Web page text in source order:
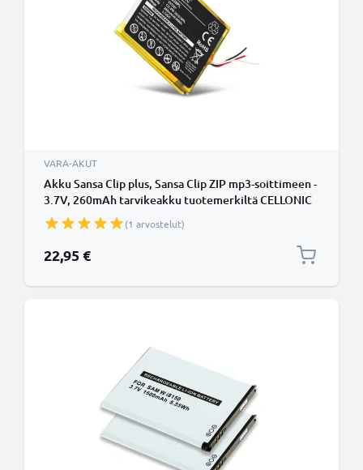
VARA-AKUT
Akku Sansa Clip plus, Sansa Clip ZIP mp3-soittimeen -
3.7V, 260mAh tarvikeakku tuotemerkiltä CELLONIC
(1 arvostelut)
22,95 €